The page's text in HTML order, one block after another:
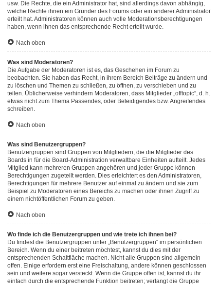
usw. Die Rechte, die ein Administrator hat, sind allerdings davon abhängig,
welche Rechte ihnen ein Gründer des Forums oder ein anderer Administrator
erteilt hat. Administratoren können auch volle Moderationsberechtigungen
haben, wenn ihnen das entsprechende Recht erteilt wurde.
Nach oben
Was sind Moderatoren?
Die Aufgabe der Moderatoren ist es, das Geschehen im Forum zu
beobachten. Sie haben das Recht, in ihrem Bereich Beiträge zu ändern und
zu löschen und Themen zu schließen, zu öffnen, zu verschieben und zu
teilen. Üblicherweise verhindern Moderatoren, dass Mitglieder „offtopic“, d. h.
etwas nicht zum Thema Passendes, oder Beleidigendes bzw. Angreifendes
schreiben.
Nach oben
Was sind Benutzergruppen?
Benutzergruppen sind Gruppen von Mitgliedern, die die Mitglieder des
Boards in für die Board-Administration verwaltbare Einheiten aufteilt. Jedes
Mitglied kann mehreren Gruppen angehören und jeder Gruppe können
Berechtigungen zugeteilt werden. Dies erleichtert es den Administratoren,
Berechtigungen für mehrere Benutzer auf einmal zu ändern und sie zum
Beispiel zu Moderatoren eines Bereichs zu machen oder ihnen Zugriff zu
einem nichtöffentlichen Forum zu geben.
Nach oben
Wo finde ich die Benutzergruppen und wie trete ich ihnen bei?
Du findest die Benutzergruppen unter „Benutzergruppen“ im persönlichen
Bereich. Wenn du einer beitreten möchtest, kannst du dies mit der
entsprechenden Schaltfläche machen. Nicht alle Gruppen sind allgemein
offen. Einige erfordern erst eine Freischaltung, andere können geschlossen
sein und weitere sogar versteckt. Wenn die Gruppe offen ist, kannst du ihr
einfach durch die entsprechende Funktion beitreten; verlangt die Gruppe